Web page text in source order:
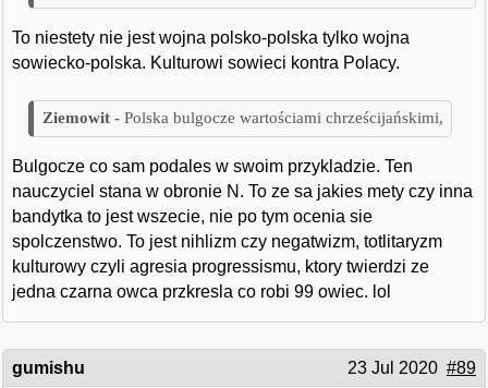
To niestety nie jest wojna polsko-polska tylko wojna
sowiecko-polska. Kulturowi sowieci kontra Polacy.
Polska bulgocze wartościami chrześcijańskimi,
Bulgocze co sam podales w swoim przykladzie. Ten
nauczyciel stana w obronie N. To ze sa jakies mety czy inna
bandytka to jest wszecie, nie po tym ocenia sie
spolczenstwo. To jest nihlizm czy negatwizm, totlitaryzm
kulturowy czyli agresia progressismu, ktory twierdzi ze
jedna czarna owca przkresla co robi 99 owiec. lol
gumishu 23 Jul 2020 #89